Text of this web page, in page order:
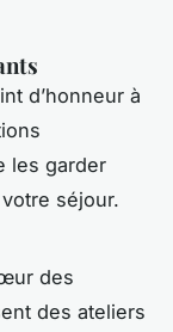
d’honneur à
les garder
séjour.
des
des ateliers